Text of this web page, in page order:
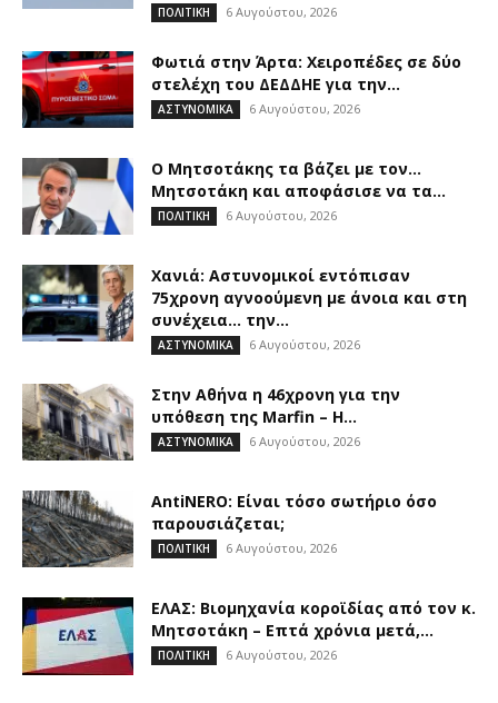
ΠΟΛΙΤΙΚΗ 6 Αυγούστου, 2026
Φωτιά στην Άρτα: Χειροπέδες σε δύο
στελέχη του ΔΕΔΔΗΕ για την...
ΑΣΤΥΝΟΜΙΚΑ 6 Αυγούστου, 2026
Ο Μητσοτάκης τα βάζει με τον…
Μητσοτάκη και αποφάσισε να τα...
ΠΟΛΙΤΙΚΗ 6 Αυγούστου, 2026
Χανιά: Αστυνομικοί εντόπισαν
75χρονη αγνοούμενη με άνοια και στη
συνέχεια… την...
ΑΣΤΥΝΟΜΙΚΑ 6 Αυγούστου, 2026
Στην Αθήνα η 46χρονη για την
υπόθεση της Marfin – Η...
ΑΣΤΥΝΟΜΙΚΑ 6 Αυγούστου, 2026
AntiNERO: Είναι τόσο σωτήριο όσο
παρουσιάζεται;
ΠΟΛΙΤΙΚΗ 6 Αυγούστου, 2026
ΕΛΑΣ: Βιομηχανία κοροϊδίας από τον κ.
Μητσοτάκη – Επτά χρόνια μετά,...
ΠΟΛΙΤΙΚΗ 6 Αυγούστου, 2026